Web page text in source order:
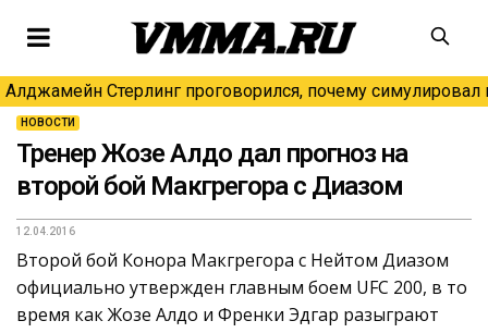
Алджамейн Стерлинг проговорился, почему симулировал
НОВОСТИ
Тренер Жозе Алдо дал прогноз на
второй бой Макгрегора с Диазом
12.04.2016
Второй бой Конора Макгрегора с Нейтом Диазом
официально утвержден главным боем UFC 200, в то
время как Жозе Алдо и Френки Эдгар разыграют